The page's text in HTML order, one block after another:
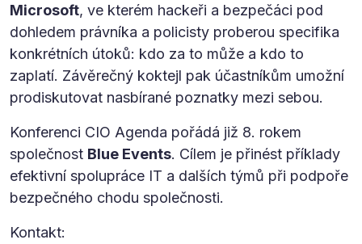
Microsoft, ve kterém hackeři a bezpečáci pod
dohledem právníka a policisty proberou specifika
konkrétních útoků: kdo za to může a kdo to
zaplatí. Závěrečný koktejl pak účastníkům umožní
prodiskutovat nasbírané poznatky mezi sebou.
Konferenci CIO Agenda pořádá již 8. rokem
společnost Blue Events. Cílem je přinést příklady
efektivní spolupráce IT a dalších týmů při podpoře
bezpečného chodu společnosti.
Kontakt: